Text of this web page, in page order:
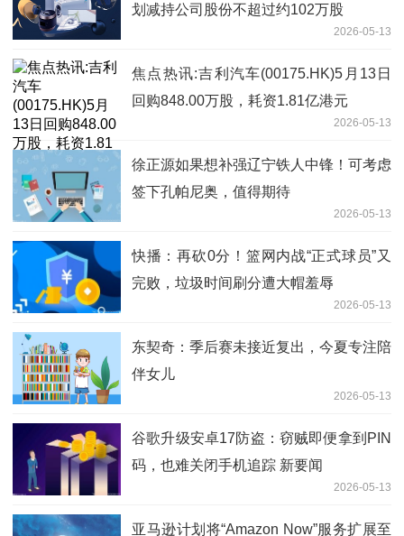
划减持公司股份不超过约102万股
2026-05-13
焦点热讯:吉利汽车(00175.HK)5月13日
回购848.00万股，耗资1.81亿港元
2026-05-13
徐正源如果想补强辽宁铁人中锋！可考虑
签下孔帕尼奥，值得期待
2026-05-13
快播：再砍0分！篮网内战“正式球员”又
完败，垃圾时间刷分遭大帽羞辱
2026-05-13
东契奇：季后赛未接近复出，今夏专注陪
伴女儿
2026-05-13
谷歌升级安卓17防盗：窃贼即便拿到PIN
码，也难关闭手机追踪 新要闻
2026-05-13
亚马逊计划将“Amazon Now”服务扩展至